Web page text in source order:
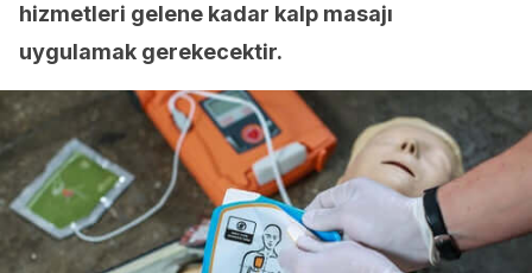
hizmetleri gelene kadar kalp masajı
uygulamak gerekecektir.